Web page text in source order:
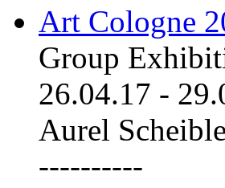
Art Cologne
Group
26.04.17 -
Aurel
----------